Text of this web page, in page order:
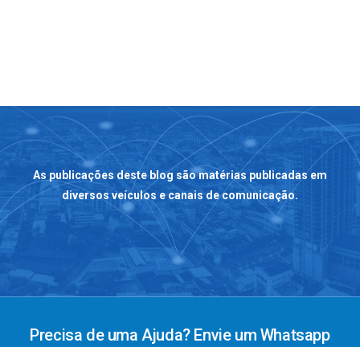
As publicações deste blog são matérias publicadas em
diversos veículos e canais de comunicação.
Precisa de uma Ajuda? Envie um Whatsapp